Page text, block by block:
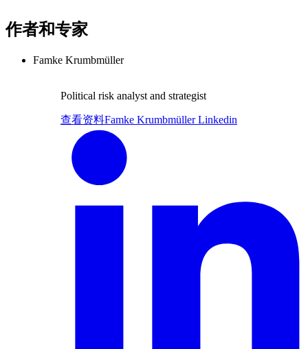
作者和专家
Famke Krumbmüller
Political risk analyst and strategist
查看资料Famke Krumbmüller Linkedin